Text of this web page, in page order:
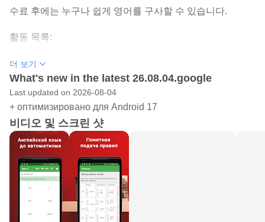
수료 후에는 누구나 쉽게 영어를 구사할 수 있습니다.
활동 목록:
1. 동사의 기본형.
2. 대명사. 질문 단어.
3. "되다"라는 동사. 장소의 전치사. 좋아요/원합니다.
4. 소유 대명사.
5. 직업. 에티켓.
6. 형용사의 비교 정도. 설명 대명사.
7. 단어 매개변수. 많이 사용합니다.
8. 시간의 전치사와 매개변수.
9. 있다 / 있다.
10. 방향과 움직임의 전치사.
더 보기
What's new in the latest 26.08.04.google
Last updated on 2026-08-04
+ оптимизировано для Android 17
비디오 및 스크린 샷